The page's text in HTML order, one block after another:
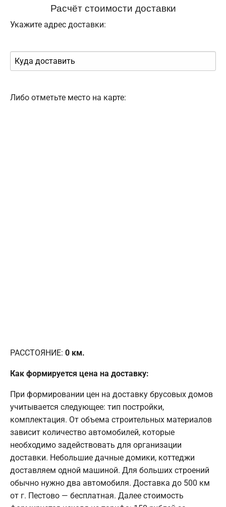
Расчёт стоимости доставки
Укажите адрес доставки:
Либо отметьте место на карте:
РАССТОЯНИЕ: 0 км.
Как формируется цена на доставку:
При формировании цен на доставку брусовых домов
учитывается следующее: тип постройки,
комплектация. От объема строительных материалов
зависит количество автомобилей, которые
необходимо задействовать для организации
доставки. Небольшие дачные домики, коттеджи
доставляем одной машиной. Для больших строений
обычно нужно два автомобиля. Доставка до 500 км
от г. Пестово — бесплатная. Далее стоимость